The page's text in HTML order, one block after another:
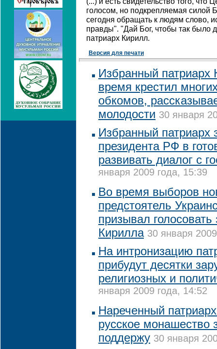
голосом, но подкрепляемая силой
сегодня обращать к людям слово,
правды". "Дай Бог, чтобы так было
патриарх Кирилл.
Версия для печати
Избранный патриарх
время крестил
обкомов,
молодости 30 января
Избранный патриарх
президента РФ в
развивать диалог с
января 2009 года, 15:39
Во время выборов
предстоятель
призывал
Кирилла 30 января
На интронизацию
прибудут десятки
религиозных и
января 2009 года, 14:52
Нареченный
русское монашество
поддержу 30 января